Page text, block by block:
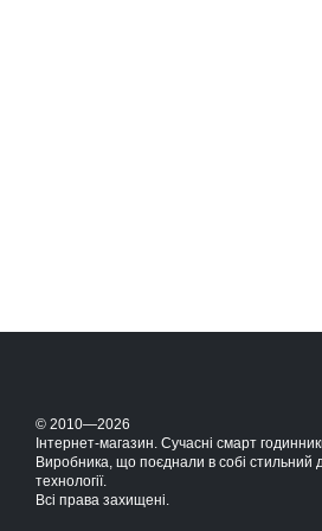
© 2010—2026
Інтернет-магазин. Сучасні смарт
Виробника, що поєднали в собі стильний
технології.
Всі права захищені.